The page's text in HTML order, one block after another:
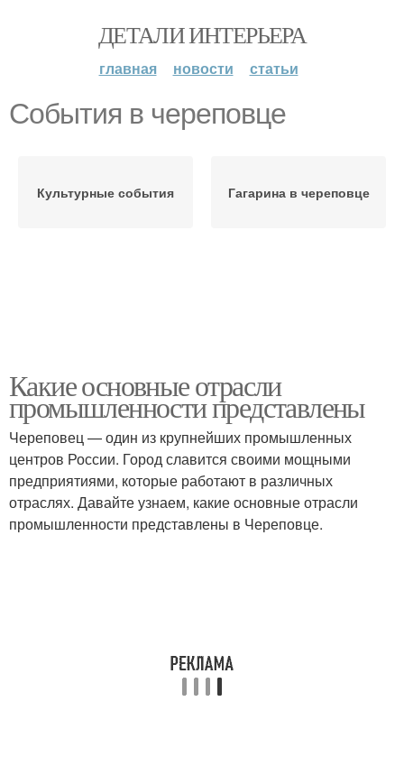
ДЕТАЛИ ИНТЕРЬЕРА
главная новости статьи
События в череповце
Культурные события Гагарина в череповце
Какие основные отрасли
промышленности представлены
Череповец — один из крупнейших промышленных
центров России. Город славится своими мощными
предприятиями, которые работают в различных
отраслях. Давайте узнаем, какие основные отрасли
промышленности представлены в Череповце.